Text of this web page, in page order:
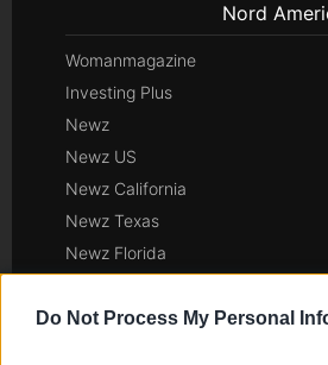
Do Not Process My Personal
Nord
Womanmagazine
Investing Plus
Newz
Newz US
Newz California
Newz Texas
Newz Florida
Newz Pennsylvania